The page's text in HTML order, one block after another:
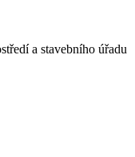
a stavebního úřadu